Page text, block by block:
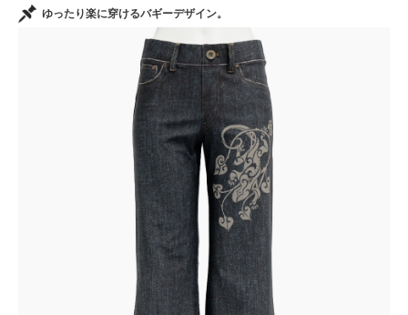
ゆったり楽に穿けるバギーデザイン。